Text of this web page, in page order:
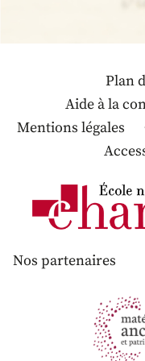
Plan
Aide à la
Mentions légales
Nos partenaires